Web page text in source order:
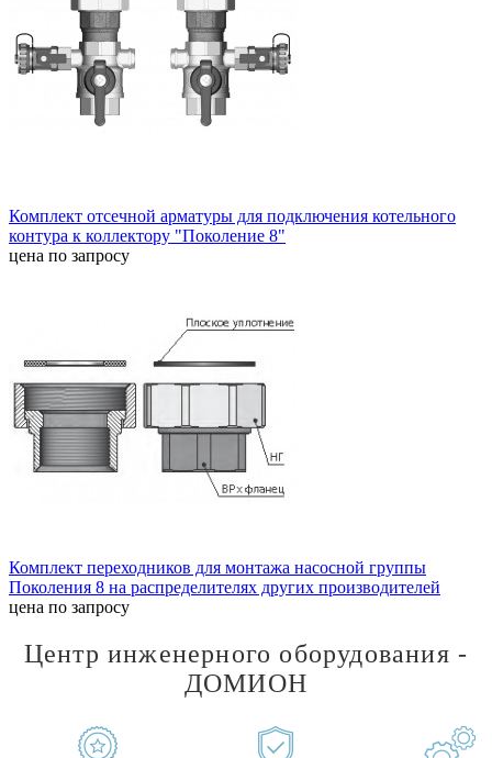
Комплект отсечной арматуры для подключения котельного
контура к коллектору "Поколение 8"
цена по запросу
Комплект переходников для монтажа насосной группы
Поколения 8 на распределителях других производителей
цена по запросу
Центр инженерного оборудования -
ДОМИОН